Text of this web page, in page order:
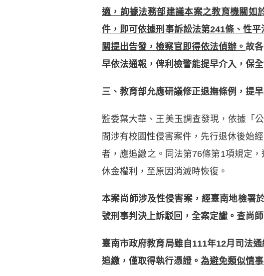
適，詢據法務部建議本案之教育機關如
件，即可依據刑事訴訟法第241條、性
關提出告發，檢察官即得依法偵辦。 故
早依法通報，俾利檢警能提早介入，保
三、教育部允應研議修正退撫條例，提
監委葉大華、王美玉調查發現，依據「
間涉有校園性侵害案件，先行退休後始
者，應追繳之。同法第76條第1項規定
休金權利，至原因消滅時恢復。
本案尚師涉及性侵害案，經臺南地檢署
號刑事判決上訴駁回，全案定讞。查尚
臺南市政府教育局雖自111年12月司法
追繳，僅取得執行憑證。 為避免類似情